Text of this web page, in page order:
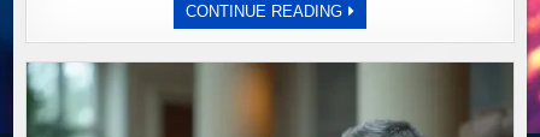
CONTINUE READINGERFOLGREICHER
IT-
BETRIEB:
ALS